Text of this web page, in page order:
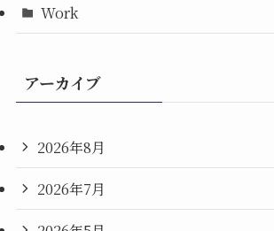
Work
アーカイブ
2026年8月
2026年7月